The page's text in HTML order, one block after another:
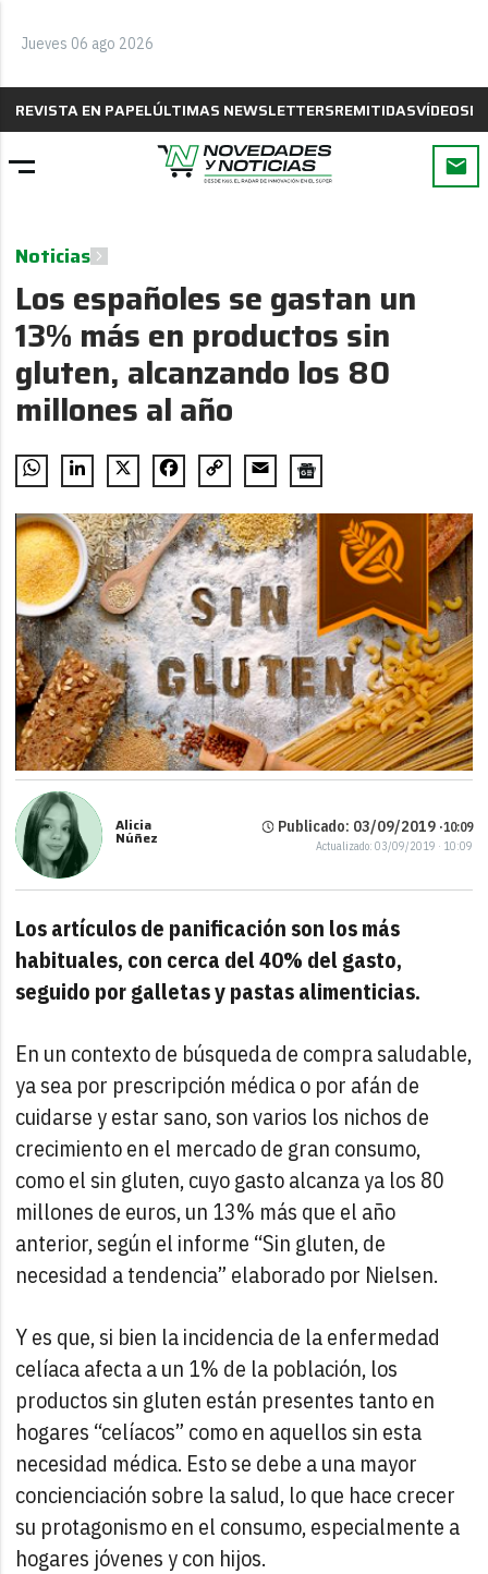
Jueves 06 ago 2026
REVISTA EN PAPELÚLTIMAS NEWSLETTERSREMITIDASVÍDEOS
Noticias
Los españoles se gastan un
13% más en productos sin
gluten, alcanzando los 80
millones al año
WhatsAppLinkedIn
X FacebookCopy
Email
Alicia
Núñez
Publicado: 03/09/2019 ·10:09
Actualizado: 03/09/2019 · 10:09
Los artículos de panificación son los más
habituales, con cerca del 40% del gasto,
seguido por galletas y pastas alimenticias.
En un contexto de búsqueda de compra saludable,
ya sea por prescripción médica o por afán de
cuidarse y estar sano, son varios los nichos de
crecimiento en el mercado de gran consumo,
como el sin gluten, cuyo gasto alcanza ya los 80
millones de euros, un 13% más que el año
anterior, según el informe “Sin gluten, de
necesidad a tendencia” elaborado por Nielsen.
Y es que, si bien la incidencia de la enfermedad
celíaca afecta a un 1% de la población, los
productos sin gluten están presentes tanto en
hogares “celíacos” como en aquellos sin esta
necesidad médica. Esto se debe a una mayor
concienciación sobre la salud, lo que hace crecer
su protagonismo en el consumo, especialmente a
hogares jóvenes y con hijos.